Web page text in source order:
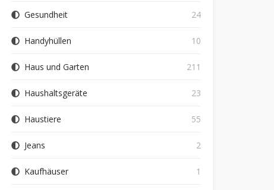
Gesundheit 24
Handyhüllen 10
Haus und Garten 211
Haushaltsgeräte 23
Haustiere 55
Jeans 2
Kaufhäuser 1